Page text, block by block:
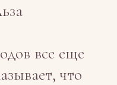
все еще
что